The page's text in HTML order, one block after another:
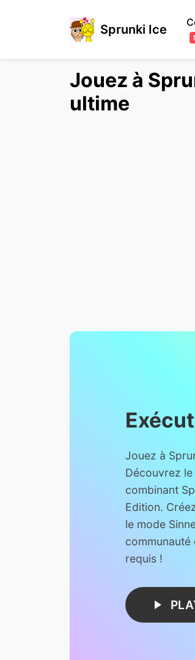
Sprunki Ice
Jouez à
ultime
Jouez à
Découvrez
combinant
Edition.
le mode
requis !